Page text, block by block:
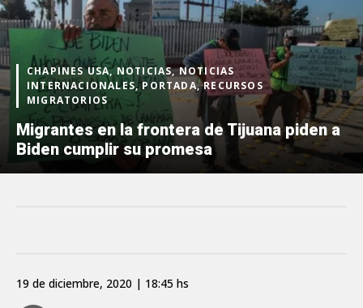
CHAPINES USA, NOTICIAS, NOTICIAS
INTERNACIONALES, PORTADA, RECURSOS
MIGRATORIOS
Migrantes en la frontera de Tijuana piden a
Biden cumplir su promesa
19 de diciembre, 2020 | 18:45 hs